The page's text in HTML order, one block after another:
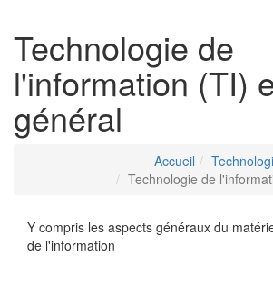
Technologie de
l'information (TI)
général
Accueil
Technologie de
Y compris les aspects généraux du
de l'information